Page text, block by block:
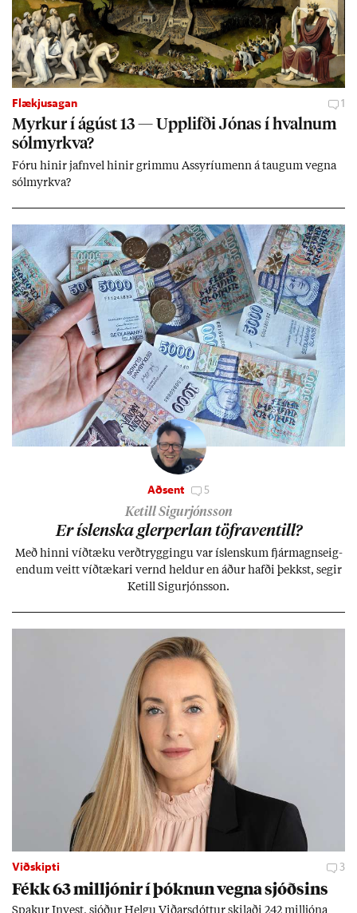
Flækjusagan 1
Myrk­ur í ág­úst 13 — Upp­lifði Jón­as í hvaln­um
sól­myrkva?
Fóru hinir jafn­vel hinir grimmu Ass­yríu­menn á taug­um vegna
sól­myrkva?
Aðsent 5
Ketill Sigurjónsson
Er ís­lenska glerperl­an töfra­ventill?
Með hinni víð­tæku verð­trygg­ingu var ís­lensk­um fjár­magns­eig­
end­um veitt víð­tæk­ari vernd held­ur en áð­ur hafði þekkst, seg­ir
Ketill Sig­ur­jóns­son.
Viðskipti 3
Fékk 63 millj­ón­ir í þókn­un vegna sjóðs­ins
Spak­ur In­vest, sjóð­ur Helgu Við­ars­dótt­ur skil­aði 242 millj­óna